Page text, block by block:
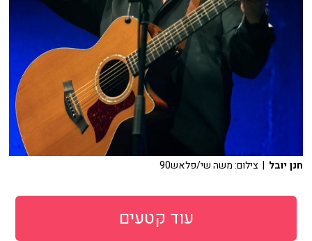
חנן יובל | צילום: משה שי/פלאש90
עוד קטעים